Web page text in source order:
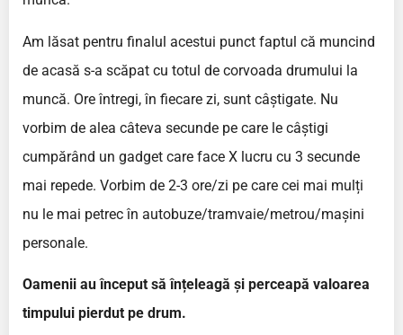
Am lăsat pentru finalul acestui punct faptul că muncind
de acasă s-a scăpat cu totul de corvoada drumului la
muncă. Ore întregi, în fiecare zi, sunt câștigate. Nu
vorbim de alea câteva secunde pe care le câștigi
cumpărând un gadget care face X lucru cu 3 secunde
mai repede. Vorbim de 2-3 ore/zi pe care cei mai mulți
nu le mai petrec în autobuze/tramvaie/metrou/mașini
personale.
Oamenii au început să înțeleagă și perceapă valoarea
timpului pierdut pe drum.